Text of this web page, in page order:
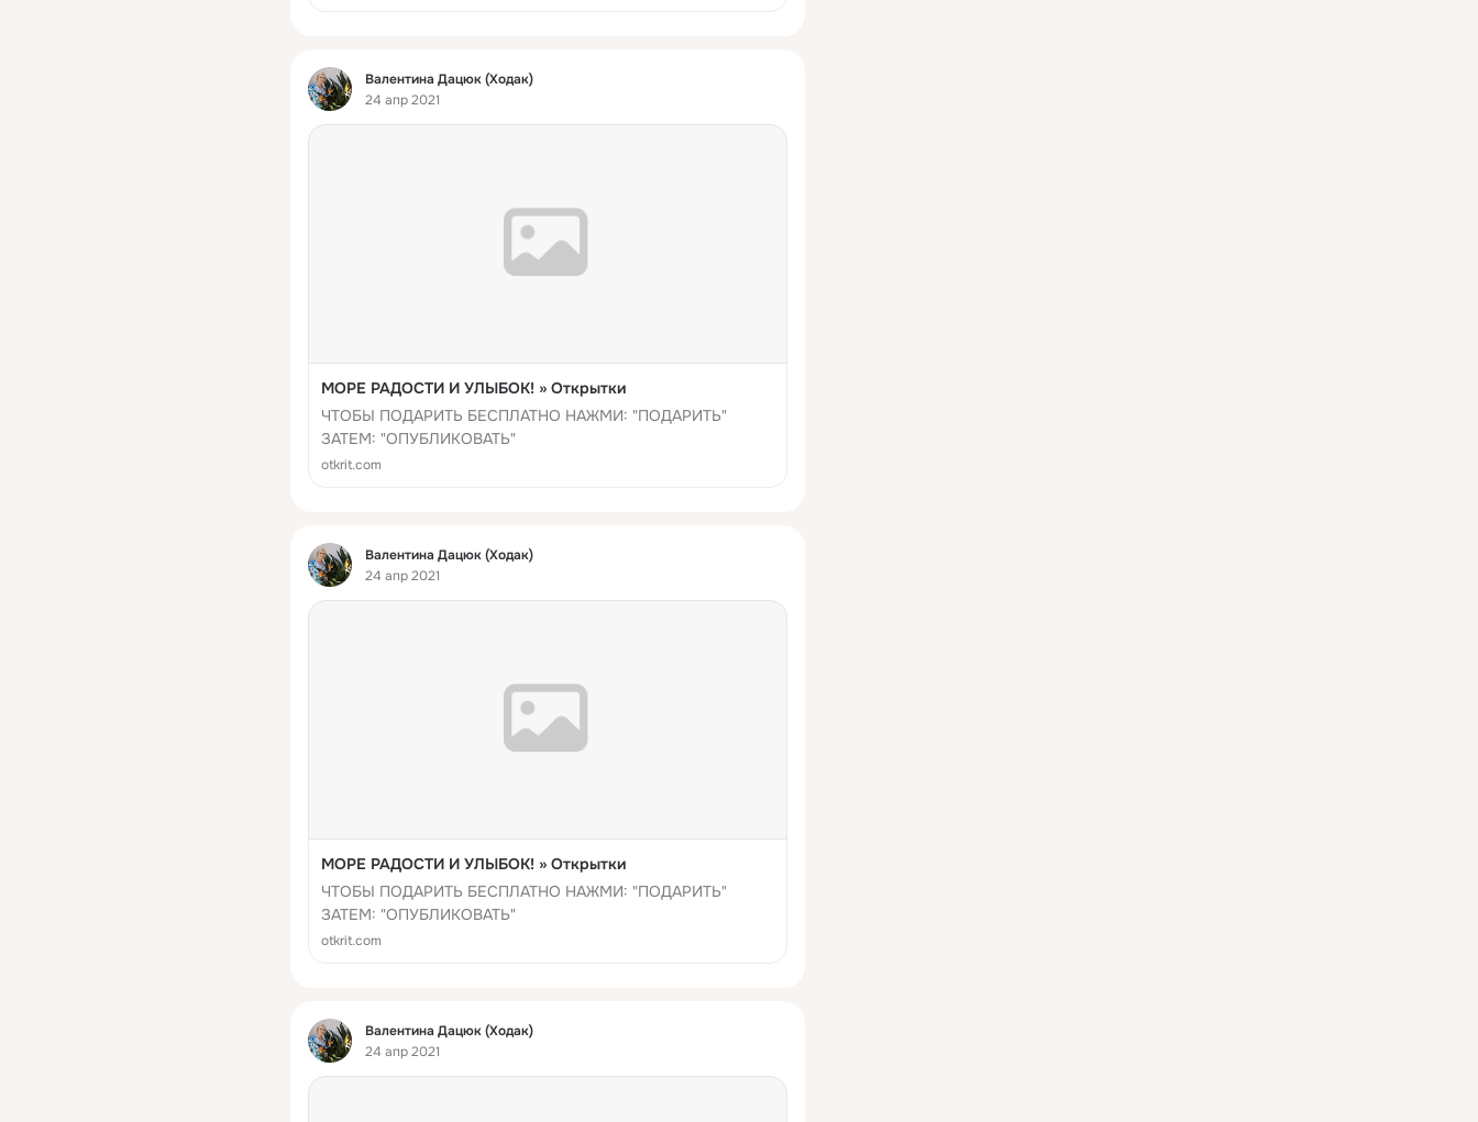
Фид
Валентина Дацюк (Ходак)
24 апр 2021
МОРЕ РАДОСТИ И УЛЫБОК! » Открытки
ЧТОБЫ ПОДАРИТЬ БЕСПЛАТНО НАЖМИ: "ПОДАРИТЬ"
ЗАТЕМ: "ОПУБЛИКОВАТЬ"
otkrit.com
Фид
Валентина Дацюк (Ходак)
24 апр 2021
МОРЕ РАДОСТИ И УЛЫБОК! » Открытки
ЧТОБЫ ПОДАРИТЬ БЕСПЛАТНО НАЖМИ: "ПОДАРИТЬ"
ЗАТЕМ: "ОПУБЛИКОВАТЬ"
otkrit.com
Фид
Валентина Дацюк (Ходак)
24 апр 2021